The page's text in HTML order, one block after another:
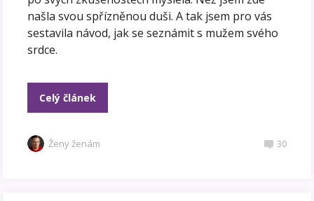
našla svou spřízněnou duši. A tak jsem pro vás
sestavila návod, jak se seznámit s mužem svého
srdce.
Celý článek
Ženy ženám 30